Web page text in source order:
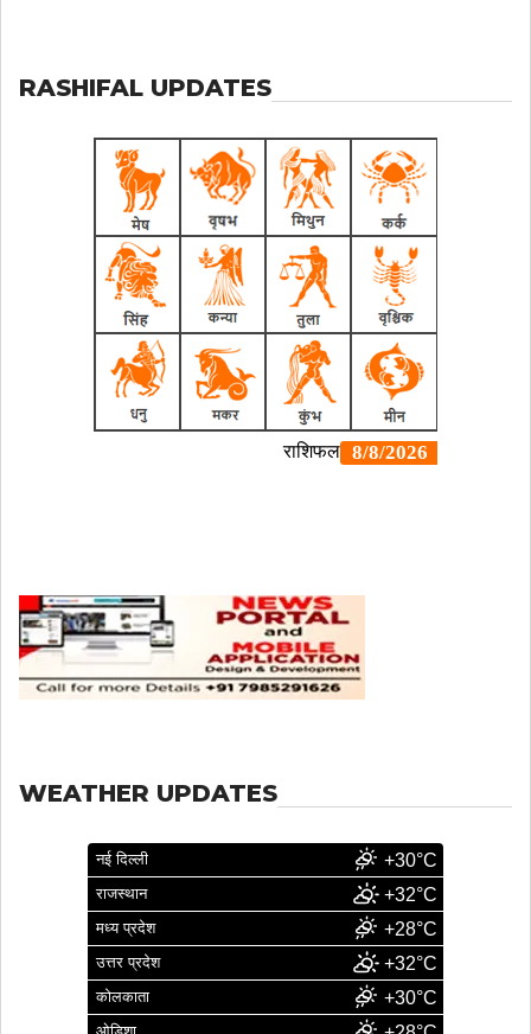
RASHIFAL UPDATES
WEATHER UPDATES
नई दिल्ली +30°C
राजस्थान +32°C
मध्य प्रदेश +28°C
उत्तर प्रदेश +32°C
कोलकाता +30°C